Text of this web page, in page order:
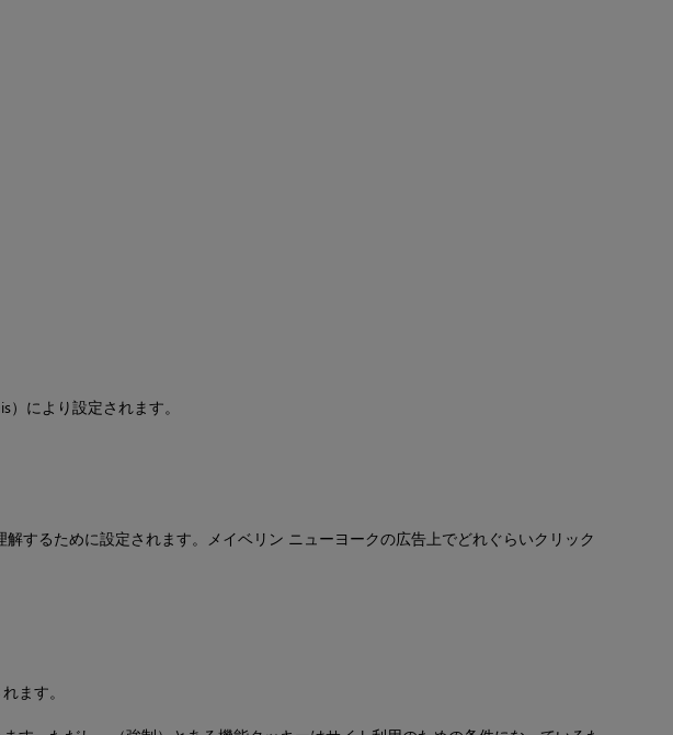
により設定されます。
するために設定されます。メイベリン ニューヨークの広告上でどれぐらいクリック
ます。